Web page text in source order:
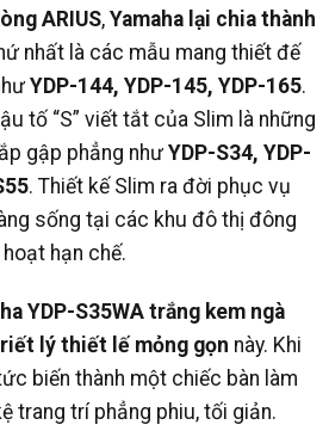
ARIUS, Yamaha lại chia thành
nhất là các mẫu mang thiết đế
YDP-144, YDP-145, YDP-165.
tố “S” viết tắt của Slim là những
gập phẳng như YDP-S34, YDP-
. Thiết kế Slim ra đời phục vụ
sống tại các khu đô thị đông
hạn chế.
YDP-S35WA trắng kem ngà
lý thiết lế mỏng gọn này. Khi
biến thành một chiếc bàn làm
trang trí phẳng phiu, tối giản.